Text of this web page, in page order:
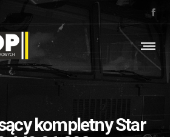
kompletny Star